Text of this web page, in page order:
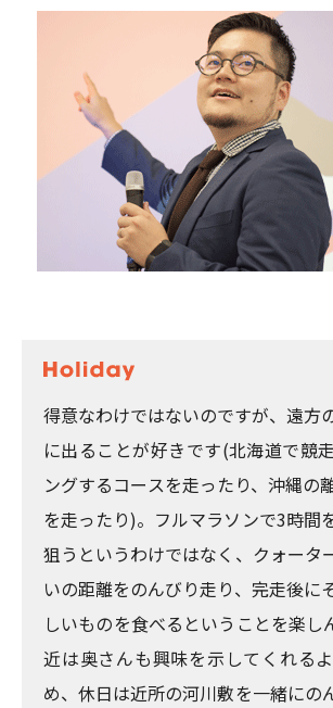
得意なわけではないのですが、遠方
に出ることが好きです(北海道で競
ングするコースを走ったり、沖縄の
を走ったり)。フルマラソンで3時間
狙うというわけではなく、クォータ
いの距離をのんびり走り、完走後に
しいものを食べるということを楽し
近は奥さんも興味を示してくれる
め、休日は近所の河川敷を一緒にの